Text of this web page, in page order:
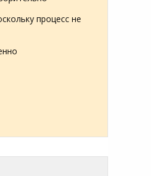
процесс не